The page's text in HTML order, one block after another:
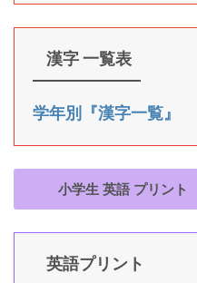
漢字 一覧表
学年別『漢字一覧』
小学生 英語 プリント
英語プリント